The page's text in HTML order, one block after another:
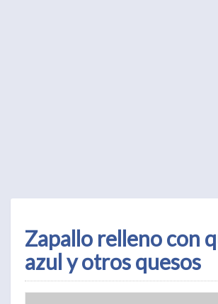
Zapallo relleno con
azul y otros quesos